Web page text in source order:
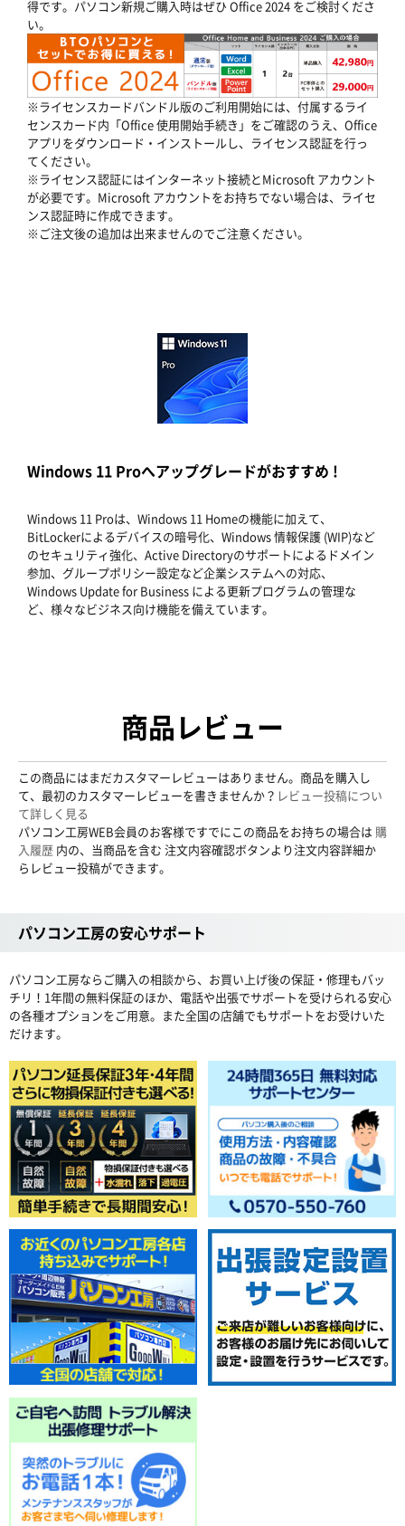
得です。パソコン新規ご購入時はぜひ Office 2024 をご検討くださ
い。
※ライセンスカードバンドル版のご利用開始には、付属するライ
センスカード内「Office 使用開始手続き」をご確認のうえ、Office
アプリをダウンロード・インストールし、ライセンス認証を行っ
てください。
※ライセンス認証にはインターネット接続とMicrosoft アカウント
が必要です。Microsoft アカウントをお持ちでない場合は、ライセ
ンス認証時に作成できます。
※ご注文後の追加は出来ませんのでご注意ください。
Windows 11 Proへアップグレードがおすすめ !
Windows 11 Proは、Windows 11 Homeの機能に加えて、
BitLockerによるデバイスの暗号化、Windows 情報保護 (WIP)など
のセキュリティ強化、Active Directoryのサポートによるドメイン
参加、グループポリシー設定など企業システムへの対応、
Windows Update for Business による更新プログラムの管理な
ど、様々なビジネス向け機能を備えています。
商品レビュー
この商品にはまだカスタマーレビューはありません。商品を購入し
て、最初のカスタマーレビューを書きませんか？ レビュー投稿につい
て詳しく見る
パソコン工房WEB会員のお客様ですでにこの商品をお持ちの場合は 購
入履歴 内の、当商品を含む 注文内容確認ボタンより注文内容詳細か
らレビュー投稿ができます。
パソコン工房の安心サポート
パソコン工房ならご購入の相談から、お買い上げ後の保証・修理もバッ
チリ！1年間の無料保証のほか、電話や出張でサポートを受けられる安心
の各種オプションをご用意。また全国の店舗でもサポートをお受けいた
だけます。